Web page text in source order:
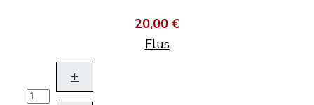
20,00 €
Flus
+